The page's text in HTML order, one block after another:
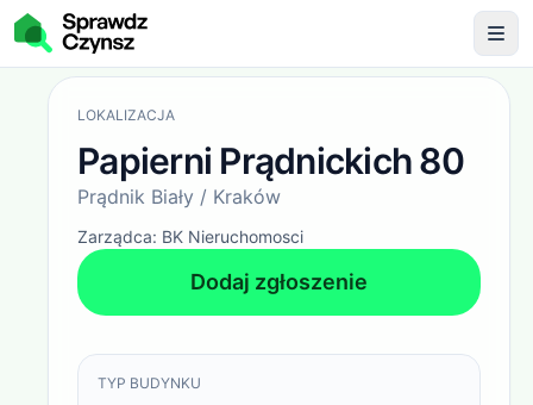
Opłaty administracyjne Papierni Prądnickich 80 /
LOKALIZACJA
Papierni Prądnickich 80
Prądnik Biały / Kraków
Zarządca: BK Nieruchomosci
Dodaj zgłoszenie
TYP BUDYNKU